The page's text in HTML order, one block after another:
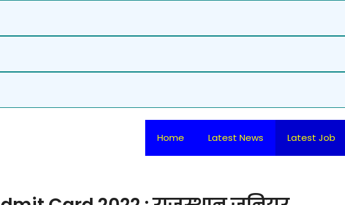
Home Latest News Latest Job